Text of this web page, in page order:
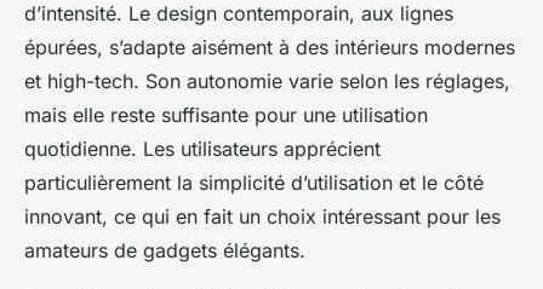
d’intensité. Le design contemporain, aux lignes
épurées, s’adapte aisément à des intérieurs modernes
et high-tech. Son autonomie varie selon les réglages,
mais elle reste suffisante pour une utilisation
quotidienne. Les utilisateurs apprécient
particulièrement la simplicité d’utilisation et le côté
innovant, ce qui en fait un choix intéressant pour les
amateurs de gadgets élégants.